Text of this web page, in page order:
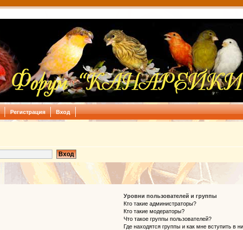
Регистрация Вход
Уровни пользователей и группы
Кто такие администраторы?
Кто такие модераторы?
Что такое группы пользователей?
Где находятся группы и как мне вступить в